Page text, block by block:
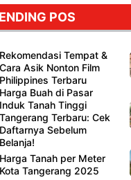
POS
Rekomendasi Tempat &
Cara Asik Nonton Film
Philippines Terbaru
Harga Buah di Pasar
Induk Tanah Tinggi
Tangerang Terbaru: Cek
Daftarnya Sebelum
Belanja!
Harga Tanah per Meter
Kota Tangerang 2025